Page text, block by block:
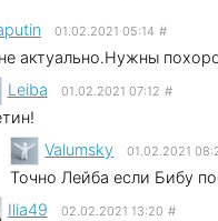
01.02.2021 05:14 #
актуально.Нужны
Leibа 01.02.2021 07:12 #
Valumsky 01.02.2021
Точно Лейба если Бибу
Ilia49 02.02.2021 13:20 #